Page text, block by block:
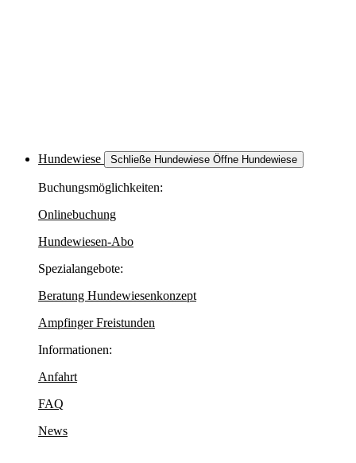
Hundewiese Schließe Hundewiese Öffne Hundewiese
Buchungsmöglichkeiten:
Onlinebuchung
Hundewiesen-Abo
Spezialangebote:
Beratung Hundewiesenkonzept
Ampfinger Freistunden
Informationen:
Anfahrt
FAQ
News